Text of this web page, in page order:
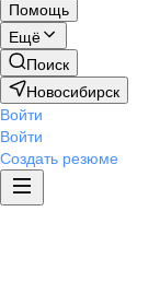
Помощь
Ещё
Поиск
Новосибирск
Войти
Войти
Создать резюме